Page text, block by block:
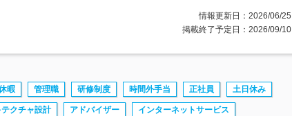
情報更新日：2026/06/25
掲載終了予定日：2026/09/10
暇 管理職 研修制度 時間外手当 正社員 土日休み
クチャ設計 アドバイザー インターネットサービス